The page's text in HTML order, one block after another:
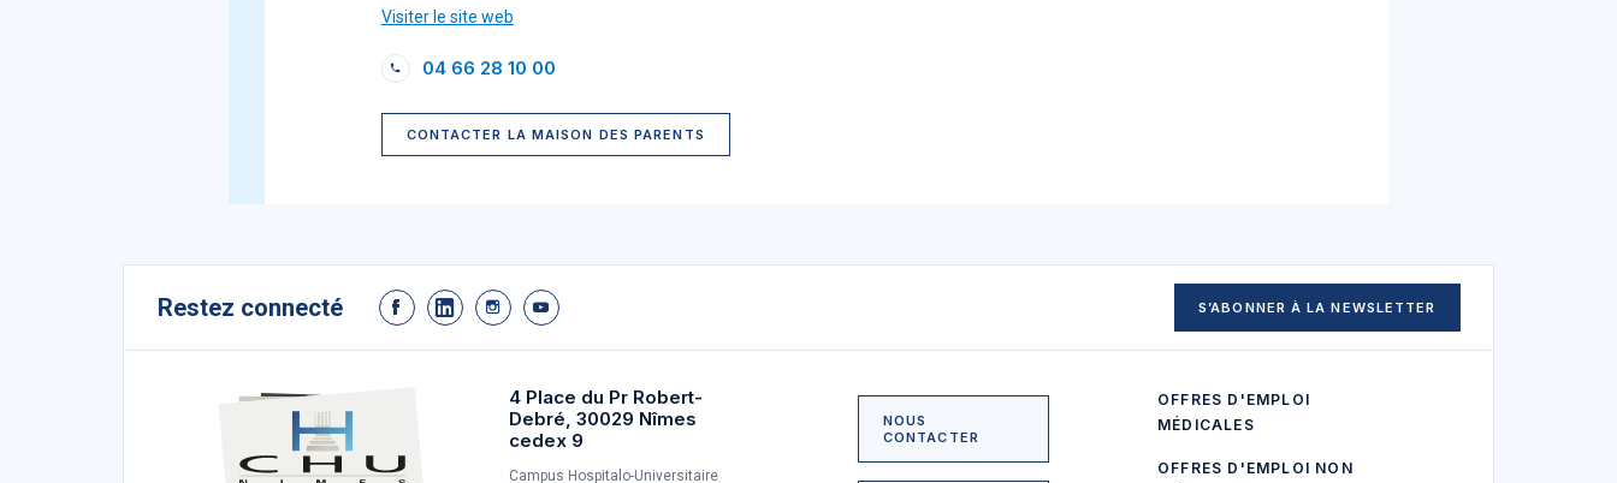
Visiter le site web
04 66 28 10 00
CONTACTER LA MAISON DES PARENTS
Restez connecté S’ABONNER À LA NEWSLETTER
4 Place du Pr Robert-
Debré, 30029 Nîmes
cedex 9
Campus Hospitalo-Universitaire
NOUS
CONTACTER
OFFRES D'EMPLOI
MÉDICALES
OFFRES D'EMPLOI NON